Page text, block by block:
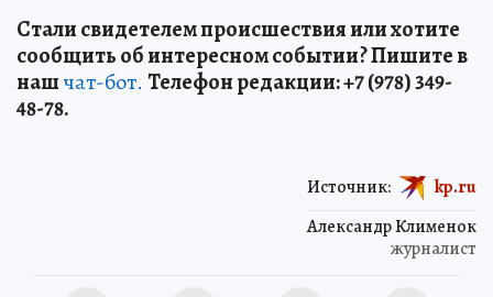
Стали свидетелем происшествия или хотите
сообщить об интересном событии? Пишите в
нашчат-бот. Телефон редакции: +7 (978) 349-
48-78.
Александр Клименок
журналист
Источник: kp.ru